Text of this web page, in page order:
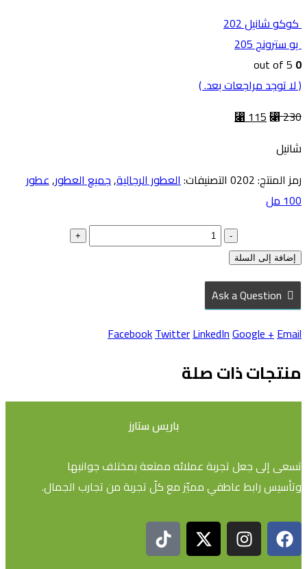
كوكو شانيل 202
يو سترونج 205
0
( لا توجد مراجعات بعد. )
⃁230
⃁115
شانيل
رمز المنتج:0202 التصنيفات:العطور الرجالية,جميع العطور,عطور
100 مل
-
+
إضافة إلى السلة
Ask a Question
FacebookTwitterLinkedInGoogle +Email
منتجات ذات صلة
باريس ستارز
تسعى إلى جعل تجربة عملائه ممتعة بمختلف جوانبها
وتأسيس رابط عاطفي مميّز مع كلّ تجربة من تجارب الجمال.